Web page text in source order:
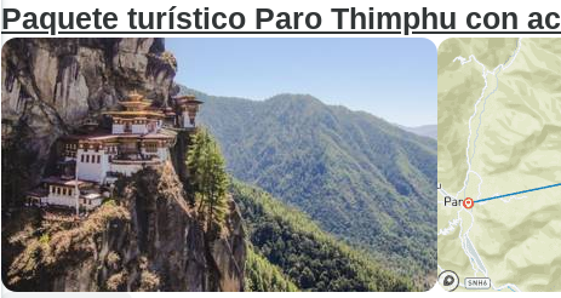
Paquete turístico Paro Thimphu con